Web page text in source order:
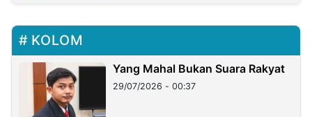
KOLOM
Yang Mahal Bukan Suara Rakyat
29/07/2026 - 00:37